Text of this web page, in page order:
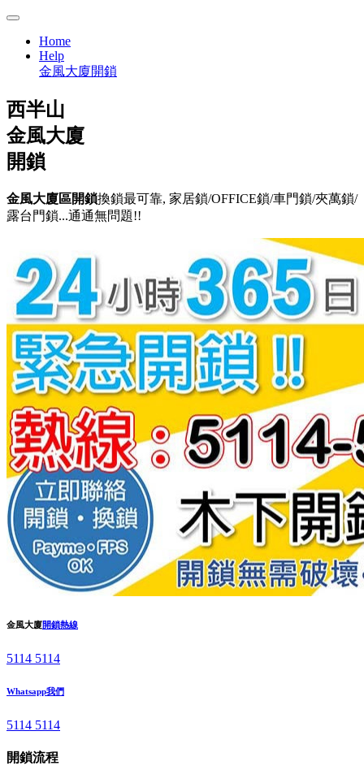
Home
Help
金風大廈開鎖
西半山
金風大廈
開鎖
金風大廈區開鎖換鎖最可靠, 家居鎖/OFFICE鎖/車門鎖/夾萬鎖/
露台門鎖...通通無問題!!
金風大廈開鎖熱線
5114 5114
Whatsapp我們
5114 5114
開鎖流程